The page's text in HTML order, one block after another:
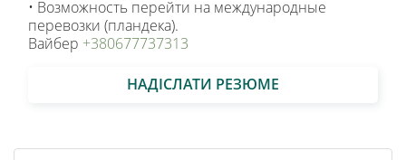
• Возможность перейти на международные
перевозки (пландека).
Вайбер +380677737313
НАДІСЛАТИ РЕЗЮМЕ